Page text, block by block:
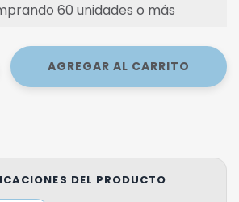
60 unidades o más
DEL PRODUCTO